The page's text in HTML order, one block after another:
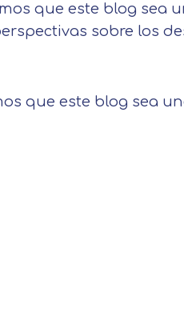
que este blog sea
sobre los
que este blog sea